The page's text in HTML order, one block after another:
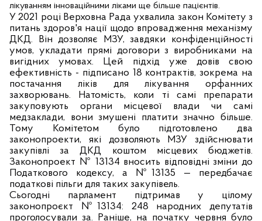
лікуванням інноваційними ліками ще більше пацієнтів.
У 2021 році Верховна Рада ухвалила закон Комітету з
питань здоров'я нації щодо впровадження механізму
ДКД. Він дозволяє МЗУ, завдяки конфіденційності
умов, укладати прямі договори з виробниками на
вигідних умовах. Цей підхід уже довів свою
ефективність - підписано 18 контрактів, зокрема на
постачання ліків для лікування орфанних
захворювань. Натомість, коли ті самі препарати
закуповують органи місцевої влади чи самі
медзаклади, вони змушені платити значно більше.
Тому Комітетом було підготовлено два
законопроекти, які дозволяють МЗУ здійснювати
закупівлі за ДКД коштом місцевих бюджетів.
Законопроект № 13134 вносить відповідні зміни до
Податкового кодексу, а №13135 — передбачає
податкові пільги для таких закупівель.
Сьогодні парламент підтримав у цілому
законопроєкт №13134: 248 народних депутатів
проголосували за. Раніше, на початку червня було